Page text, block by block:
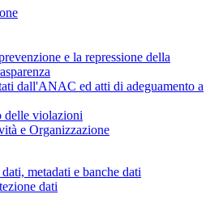
e la repressione della
dall'ANAC ed atti di adeguamento a
delle violazioni
e Organizzazione
metadati e banche dati
dati